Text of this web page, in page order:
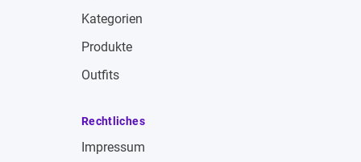
Kategorien
Produkte
Outfits
Rechtliches
Impressum